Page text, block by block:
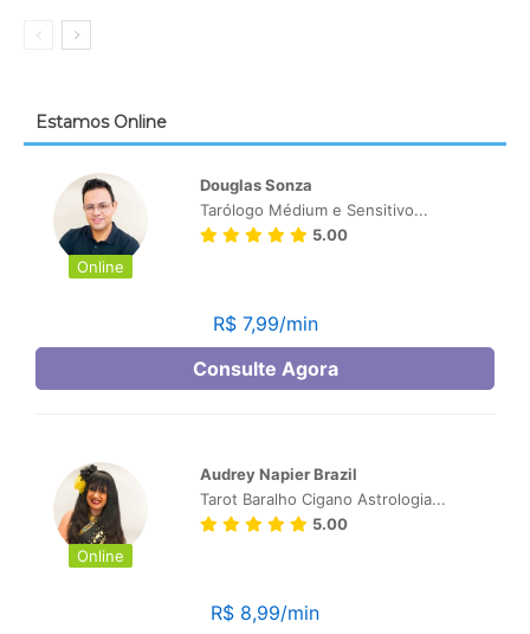
Estamos Online